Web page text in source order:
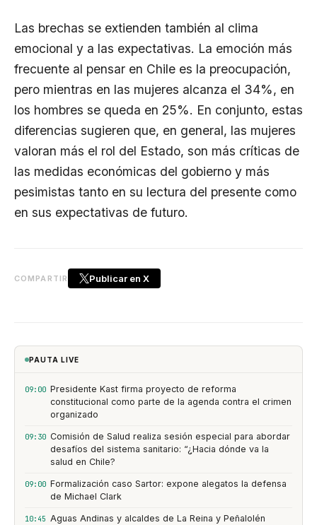
Las brechas se extienden también al clima
emocional y a las expectativas. La emoción más
frecuente al pensar en Chile es la preocupación,
pero mientras en las mujeres alcanza el 34%, en
los hombres se queda en 25%. En conjunto, estas
diferencias sugieren que, en general, las mujeres
valoran más el rol del Estado, son más críticas de
las medidas económicas del gobierno y más
pesimistas tanto en su lectura del presente como
en sus expectativas de futuro.
COMPARTIR Publicar en X
PAUTA LIVE
09:00 Presidente Kast firma proyecto de reforma
constitucional como parte de la agenda contra el crimen
organizado
09:30 Comisión de Salud realiza sesión especial para abordar
desafíos del sistema sanitario: “¿Hacia dónde va la
salud en Chile?
09:00 Formalización caso Sartor: expone alegatos la defensa
de Michael Clark
10:45 Aguas Andinas y alcaldes de La Reina y Peñalolén